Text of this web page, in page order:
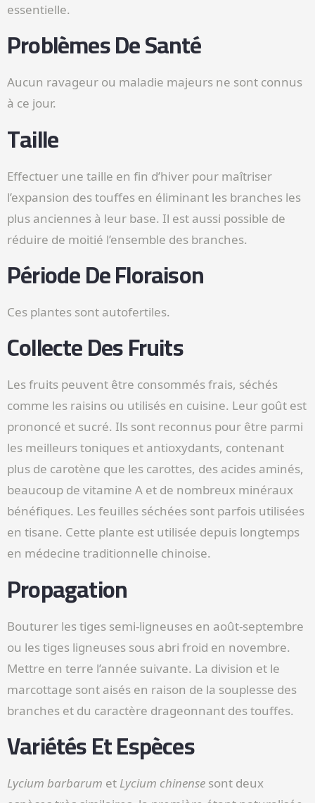
essentielle.
Problèmes De Santé
Aucun ravageur ou maladie majeurs ne sont connus
à ce jour.
Taille
Effectuer une taille en fin d’hiver pour maîtriser
l’expansion des touffes en éliminant les branches les
plus anciennes à leur base. Il est aussi possible de
réduire de moitié l’ensemble des branches.
Période De Floraison
Ces plantes sont autofertiles.
Collecte Des Fruits
Les fruits peuvent être consommés frais, séchés
comme les raisins ou utilisés en cuisine. Leur goût est
prononcé et sucré. Ils sont reconnus pour être parmi
les meilleurs toniques et antioxydants, contenant
plus de carotène que les carottes, des acides aminés,
beaucoup de vitamine A et de nombreux minéraux
bénéfiques. Les feuilles séchées sont parfois utilisées
en tisane. Cette plante est utilisée depuis longtemps
en médecine traditionnelle chinoise.
Propagation
Bouturer les tiges semi-ligneuses en août-septembre
ou les tiges ligneuses sous abri froid en novembre.
Mettre en terre l’année suivante. La division et le
marcottage sont aisés en raison de la souplesse des
branches et du caractère drageonnant des touffes.
Variétés Et Espèces
Lycium barbarum et Lycium chinense sont deux